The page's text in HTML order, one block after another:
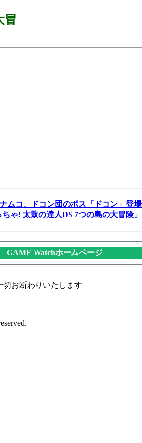
冒
ムコ、ドコン団のボス「ドコン」登場
ゃ! 太鼓の達人DS 7つの島の大冒険」
GAME Watchホームページ
切お断わりいたします